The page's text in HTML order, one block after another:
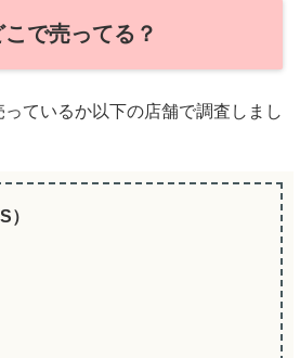
で売ってる？
ているか以下の店舗で調査しまし
）